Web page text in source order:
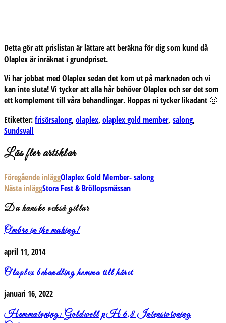
Detta gör att prislistan är lättare att beräkna för dig som kund då
Olaplex är inräknat i grundpriset.
Vi har jobbat med Olaplex sedan det kom ut på marknaden och vi
kan inte sluta! Vi tycker att alla hår behöver Olaplex och ser det som
ett komplement till våra behandlingar. Hoppas ni tycker likadant 🙂
Etiketter:frisörsalong,olaplex,olaplex gold member,salong,
Sundsvall
Läs fler artiklar
Föregående inläggOlaplex Gold Member- salong
Nästa inläggStora Fest & Bröllopsmässan
Du kanske också gillar
Ombre in the making!
april 11, 2014
Olaplex behandling hemma till håret
januari 16, 2022
Hemmatoning: Goldwell pH 6,8 Intensivtoning